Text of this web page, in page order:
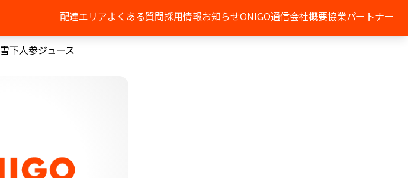
配達エリアよくある質問採用情報お知らせONIGO通信会社概要協業パートナー
雪下人参ジュース